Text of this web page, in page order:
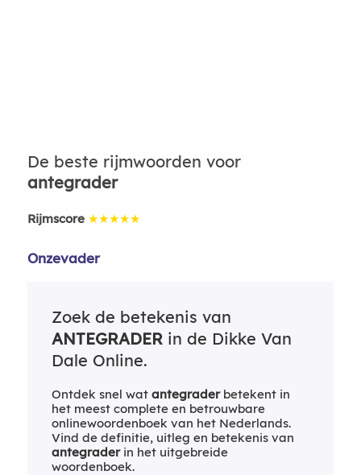
De beste rijmwoorden voor
antegrader
Rijmscore ★★★★★
Onzevader
Zoek de betekenis van
ANTEGRADERin de Dikke Van
Dale Online.
Ontdek snel wat antegraderbetekent in
het meest complete en betrouwbare
onlinewoordenboek van het Nederlands.
Vind de definitie, uitleg en betekenis van
antegraderin het uitgebreide
woordenboek.